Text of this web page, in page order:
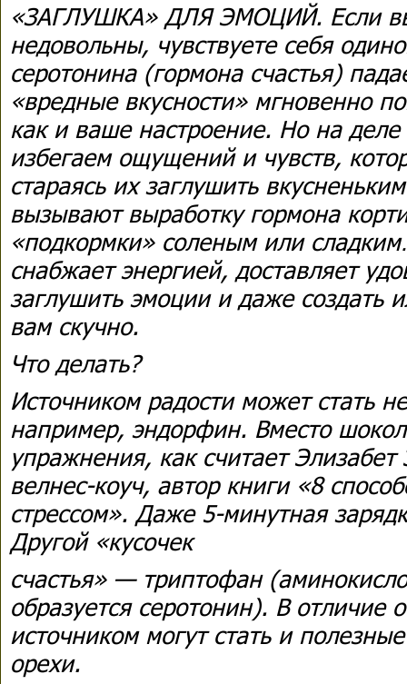
«ЗАГЛУШКА» ДЛЯ ЭМОЦИЙ. Если
недовольны, чувствуете себя
серотонина (гормона счастья)
«вредные вкусности» мгновенно
как и ваше настроение. Но на
избегаем ощущений и чувств,
стараясь их заглушить
вызывают выработку гормона
«подкормки» соленым или
снабжает энергией, доставляет
заглушить эмоции и даже создать
вам скучно.
Что делать?
Источником радости может стать
например, эндорфин. Вместо
упражнения, как считает
велнес-коуч, автор книги «8
стрессом». Даже 5-минутная
Другой «кусочек
счастья» — триптофан
образуется серотонин). В отличие
источником могут стать и
орехи.